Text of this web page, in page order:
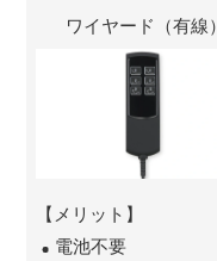
ワイヤード（有線）
【メリット】
電池不要